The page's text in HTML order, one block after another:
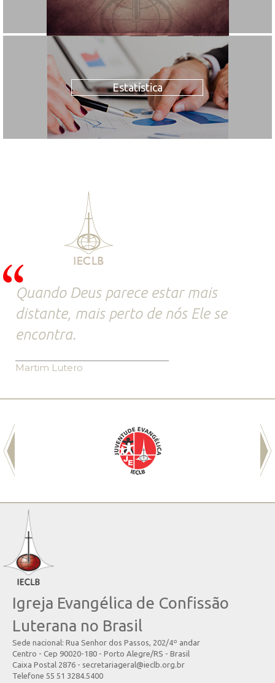
Estatística
Quando Deus parece estar mais
distante, mais perto de nós Ele se
encontra.
Martim Lutero
Igreja Evangélica de Confissão
Luterana no Brasil
Sede nacional: Rua Senhor dos Passos, 202/4º andar
Centro - Cep 90020-180 - Porto Alegre/RS - Brasil
Caixa Postal 2876 - secretariageral@ieclb.org.br
Telefone 55 51 3284.5400